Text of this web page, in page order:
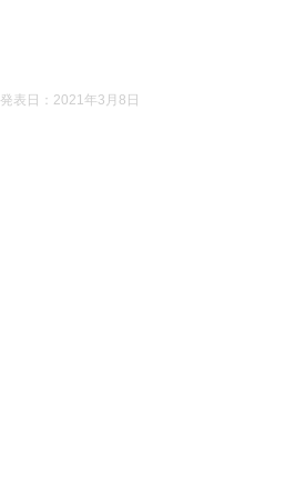
発表日：2021年3月8日